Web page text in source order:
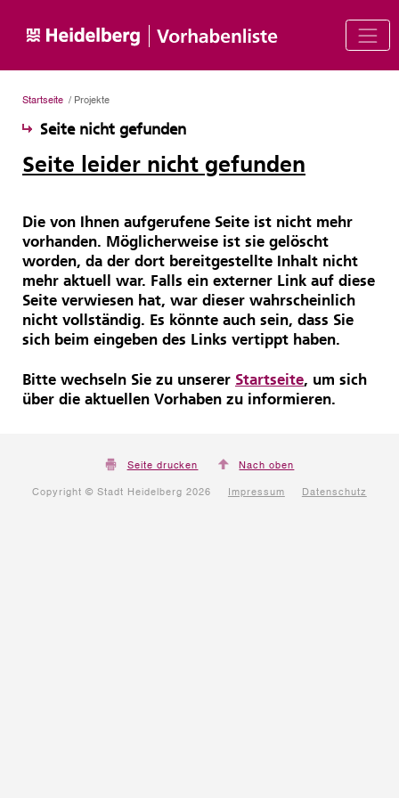
Startseite / Projekte
Seite nicht gefunden
Seite leider nicht gefunden
Die von Ihnen aufgerufene Seite ist nicht mehr
vorhanden. Möglicherweise ist sie gelöscht
worden, da der dort bereitgestellte Inhalt nicht
mehr aktuell war. Falls ein externer Link auf diese
Seite verwiesen hat, war dieser wahrscheinlich
nicht vollständig. Es könnte auch sein, dass Sie
sich beim eingeben des Links vertippt haben.
Bitte wechseln Sie zu unserer Startseite, um sich
über die aktuellen Vorhaben zu informieren.
Seite drucken Nach oben
Copyright © Stadt Heidelberg 2026 Impressum Datenschutz